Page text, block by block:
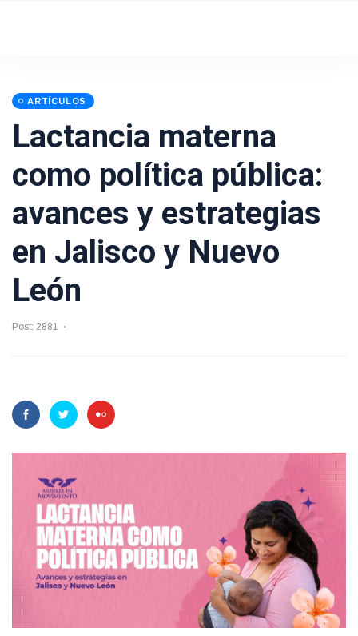
ARTÍCULOS
Lactancia materna
como política pública:
avances y estrategias
en Jalisco y Nuevo
León
Post: 2881